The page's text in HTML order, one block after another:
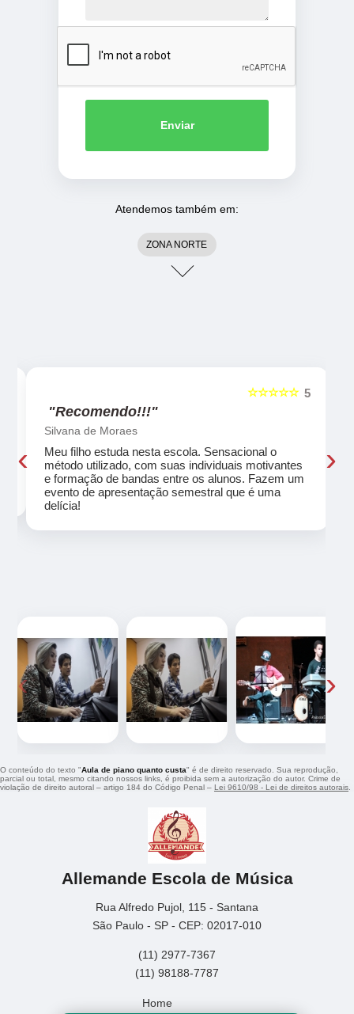
Enviar
Atendemos também em:
ZONA NORTE
5
☆☆☆☆☆
"Recomendo!!!"
Silvana de Moraes
Meu filho estuda nesta escola. Sensacional o
método utilizado, com suas individuais motivantes
e formação de bandas entre os alunos. Fazem um
evento de apresentação semestral que é uma
delícia!
‹ ›
‹ ›
O conteúdo do texto "Aula de piano quanto custa" é de direito reservado. Sua reprodução,
parcial ou total, mesmo citando nossos links, é proibida sem a autorização do autor. Crime de
violação de direito autoral – artigo 184 do Código Penal – Lei 9610/98 - Lei de direitos autorais
Allemande Escola de Música
Rua Alfredo Pujol, 115 - Santana
São Paulo - SP - CEP: 02017-010
(11) 2977-7367
(11) 98188-7787
Home